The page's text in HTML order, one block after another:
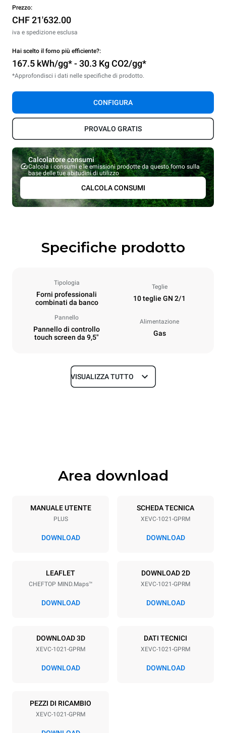
Prezzo:
CHF 21'632.00
iva e spedizione esclusa
Hai scelto il forno più efficiente?:
167.5 kWh/gg* - 30.3 Kg CO2/gg*
*Approfondisci i dati nelle specifiche di prodotto.
CONFIGURA
PROVALO GRATIS
Calcolatore consumi
Calcola i consumi e le emissioni prodotte da questo forno sulla
base delle tue abitudini di utilizzo
CALCOLA CONSUMI
Specifiche prodotto
Tipologia
Forni professionali
combinati da banco
Teglie
10 teglie GN 2/1
Pannello
Pannello di controllo
touch screen da 9,5"
Alimentazione
Gas
Dimensioni
Specifiche teglia
10 GN 2/1
Passo teglie
220-240V 1N~ 1,4 kW
Tipo di spina
Schuko | ✓
Consumo in kWh
VISUALIZZA TUTTO
Area download
MANUALE UTENTE
PLUS
DOWNLOAD
SCHEDA TECNICA
XEVC-1021-GPRM
DOWNLOAD
LEAFLET
CHEFTOP MIND.Maps™
DOWNLOAD
DOWNLOAD 2D
XEVC-1021-GPRM
DOWNLOAD
DOWNLOAD 3D
XEVC-1021-GPRM
DOWNLOAD
DATI TECNICI
XEVC-1021-GPRM
DOWNLOAD
PEZZI DI RICAMBIO
XEVC-1021-GPRM